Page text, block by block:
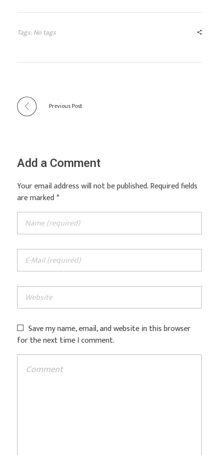
Tags: No tags
Previous Post
Add a Comment
Your email address will not be published. Required fields
are marked *
Save my name, email, and website in this browser
for the next time I comment.